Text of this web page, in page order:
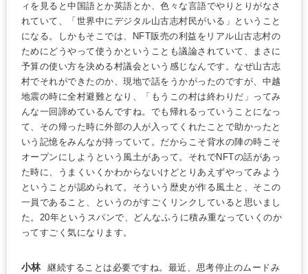
ィを見ると中国語とか英語とか、色々な言語でやりとりがなさ
れていて、「世界中にデジタル山古志村民がいる」ということ
になる。しかもそこでは、NFT販売の利益をリアル山古志村の
ためにどうやって使うかということも議論されていて、まさに
予算の使い方を決める村議会という感じなんです。なぜ山古志
村でそれができたのか、現地で話をうかがったのですが、中越
地震の時に全村避難となり、「もうこの村は終わりだ」ってみ
んな一回諦めているんですね。でも帰れるっていうことになっ
て、その帰った時に外部の人が入ってくれたことで助かったと
いう記憶をみんなが持っていて。だからこそ背水の陣の時こそ
オープンにしようという風土があって。それでNFTの話があっ
た時に、うまくいくかわからないけどとりあえずやってみよう
ということが認められて。そういう歴史が作る風土と、そこの
一員であること、というのがすごくリンクしていると思いまし
た。20年というスパンで、どんなふうに積み重なっていくのか
ってすごく気になります。
小林
継続することは必要ですね。最近、思考停止のムードみ